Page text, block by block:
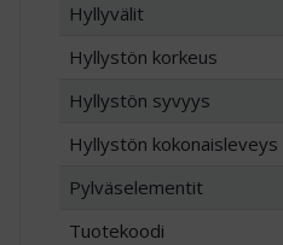
Hyllyvälit
Hyllystön korkeus
Hyllystön syvyys
Hyllystön kokonaisleveys
Pylväselementit
Tuotekoodi